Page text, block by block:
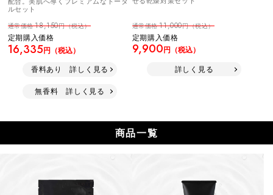
ルセット
通常価格18,150円（税込）
定期購入価格
16,335円（税込）
香料あり 詳しく見る
無香料 詳しく見る
通常価格11,000円（税込）
定期購入価格
9,900円（税込）
詳しく見る
商品一覧